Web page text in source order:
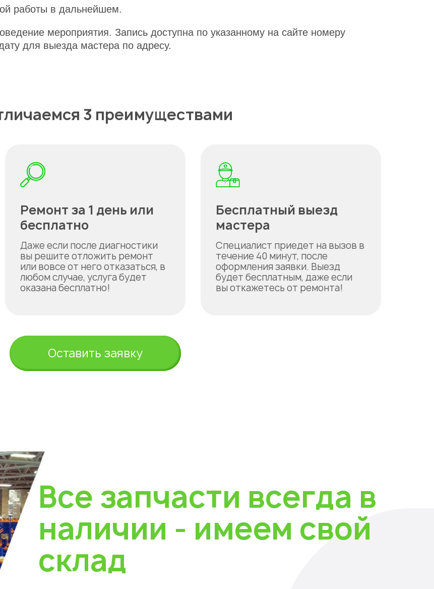
работы в дальнейшем.
мероприятия. Запись доступна по указанному на сайте номеру
для выезда мастера по адресу.
3 преимуществами
Ремонт за 1 день или
бесплатно
Даже если после диагностики
вы решите отложить ремонт
или вовсе от него отказаться, в
любом случае, услуга будет
оказана бесплатно!
Бесплатный выезд
мастера
Специалист приедет на вызов в
течение 40 минут, после
оформления заявки. Выезд
будет бесплатным, даже если
вы откажетесь от ремонта!
Оставить заявку
Все запчасти всегда в
наличии - имеем свой
склад